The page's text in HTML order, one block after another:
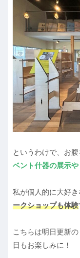
というわけで、お
ベント什器の展示
私が個人的に大好き
ークショップも体験
こちらは明日更新の
日もお楽しみに！